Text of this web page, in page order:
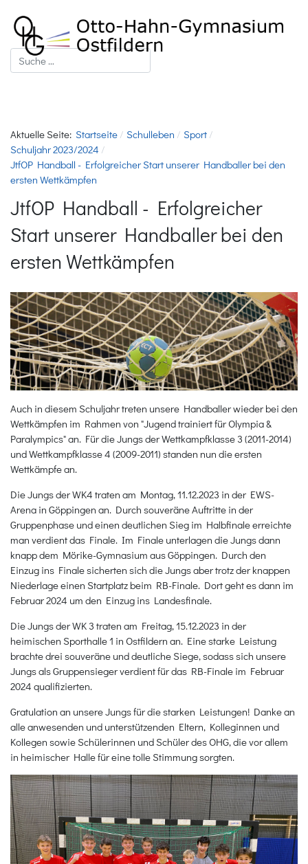
Suchen
Aktuelle Seite: Startseite Schulleben
Sport
Schuljahr 2023/2024
JtfOP Handball - Erfolgreicher Start unserer Handballer bei den
ersten Wettkämpfen
JtfOP Handball - Erfolgreicher
Start unserer Handballer bei den
ersten Wettkämpfen
Auch in diesem Schuljahr treten unsere Handballer wieder bei den
Wettkämpfen im Rahmen von "Jugend trainiert für Olympia &
Paralympics" an. Für die Jungs der Wettkampfklasse 3 (2011-2014)
und Wettkampfklasse 4 (2009-2011) standen nun die ersten
Wettkämpfe an.
Die Jungs der WK4 traten am Montag, 11.12.2023 in der EWS-
Arena in Göppingen an. Durch souveräne Auftritte in der
Gruppenphase und einen deutlichen Sieg im Halbfinale erreichte
man verdient das Finale. Im Finale unterlagen die Jungs dann
knapp dem Mörike-Gymnasium aus Göppingen. Durch den
Einzug ins Finale sicherten sich die Jungs aber trotz der knappen
Niederlage einen Startplatz beim RB-Finale. Dort geht es dann im
Februar 2024 um den Einzug ins Landesfinale.
Die Jungs der WK 3 traten am Freitag, 15.12.2023 in der
heimischen Sporthalle 1 in Ostfildern an. Eine starke Leistung
brachte drei souveräne und deutliche Siege, sodass sich unsere
Jungs als Gruppensieger verdient für das RB-Finale im Februar
2024 qualifizierten.
Gratulation an unsere Jungs für die starken Leistungen! Danke an
alle anwesenden und unterstützenden Eltern, Kolleginnen und
Kollegen sowie Schülerinnen und Schüler des OHG, die vor allem
in heimischer Halle für eine tolle Stimmung sorgten.